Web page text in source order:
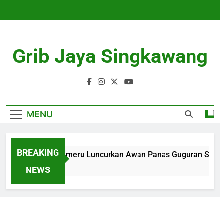
Grib Jaya Singkawang
MENU
BREAKING
NEWS
Gunung Semeru Luncurkan Awan Panas Guguran Sejauh 3
4 Months Ago